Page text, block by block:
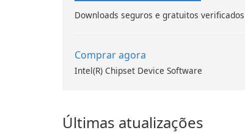
Downloads seguros e gratuitos
Comprar agora
Intel(R) Chipset Device Software
Últimas atualizações